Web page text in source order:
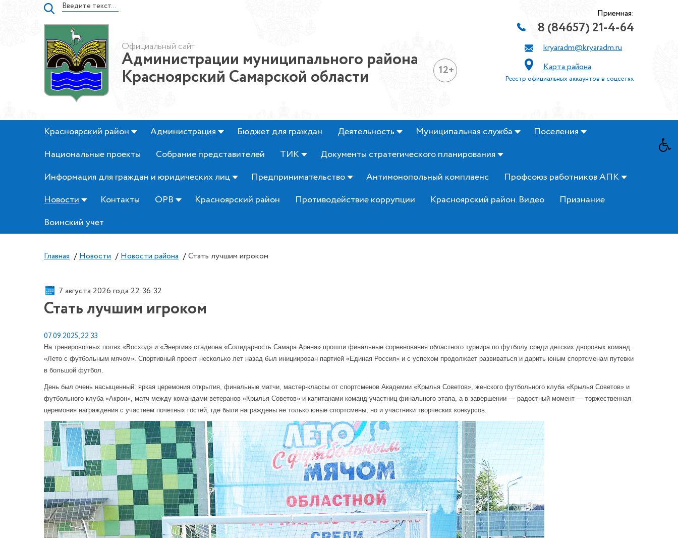
Официальный сайт
Администрации муниципального района
Красноярский Самарской области 12+
Приемная:
8 (84657) 21-4-64
kryaradm@kryaradm.ru
Карта района
Реестр официальных аккаунтов в соцсетях
Красноярский район Администрация Бюджет для граждан Деятельность Муниципальная служба
Поселения
Национальные проекты
Собрание представителей ТИК
Документы стратегического планирования
Информация для граждан и юридических лиц
Предпринимательство Антимонопольный комплаенс
Профсоюз работников АПК
Новости
Контакты ОРВ Красноярский район Противодействие коррупции Красноярский район. Видео
Признание
Воинский учет
Главная / Новости / Новости района / Стать лучшим игроком
7 августа 2026 года 22:36:33
Стать лучшим игроком
07.09.2025, 22:33
На тренировочных полях «Восход» и «Энергия» стадиона «Солидарность Самара Арена» прошли финальные соревнования областного турнира по футболу среди детских дворовых команд
«Лето с футбольным мячом». Спортивный проект несколько лет назад был инициирован партией «Единая Россия» и с успехом продолжает развиваться и дарить юным спортсменам путевки
в большой футбол.
День был очень насыщенный: яркая церемония открытия, финальные матчи, мастер-классы от спортсменов Академии «Крылья Советов», женского футбольного клуба «Крылья Советов» и
футбольного клуба «Акрон», матч между командами ветеранов «Крылья Советов» и капитанами команд-участниц финального этапа, а в завершении — радостный момент — торжественная
церемония награждения с участием почетных гостей, где были награждены не только юные спортсмены, но и участники творческих конкурсов.